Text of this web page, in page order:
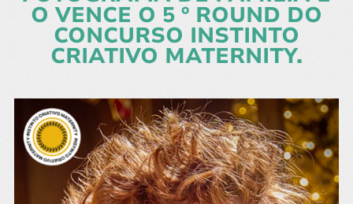
O VENCE O 5 º ROUND DO
CONCURSO INSTINTO
CRIATIVO MATERNITY.